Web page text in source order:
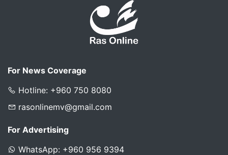
For News Coverage
Hotline: +960 750 8080
rasonlinemv@gmail.com
For Advertising
WhatsApp: +960 956 9394